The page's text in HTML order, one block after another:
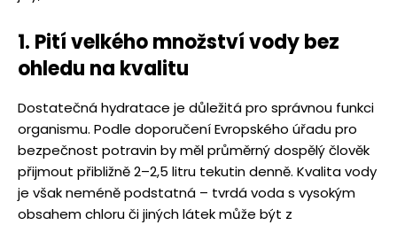
1. Pití velkého množství vody bez
ohledu na kvalitu
Dostatečná hydratace je důležitá pro správnou funkci
organismu. Podle doporučení Evropského úřadu pro
bezpečnost potravin by měl průměrný dospělý člověk
přijmout přibližně 2–2,5 litru tekutin denně. Kvalita vody
je však neméně podstatná – tvrdá voda s vysokým
obsahem chloru či jiných látek může být z